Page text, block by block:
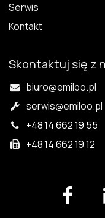
Serwis
Kontakt
Skontaktuj się z
biuro@emiloo.pl
serwis@emiloo.pl
+48 14 662 19 55
+48 14 662 19 12